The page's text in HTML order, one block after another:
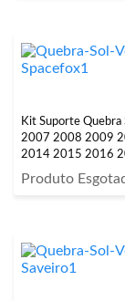
Kit Suporte Quebra
2007 2008 2009
2014 2015 2016
Claro 2 Peças
Produto